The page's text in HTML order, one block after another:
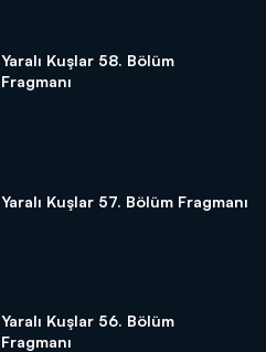
Yaralı Kuşlar 58. Bölüm
Fragmanı
Yaralı Kuşlar 57. Bölüm Fragmanı
Yaralı Kuşlar 56. Bölüm
Fragmanı